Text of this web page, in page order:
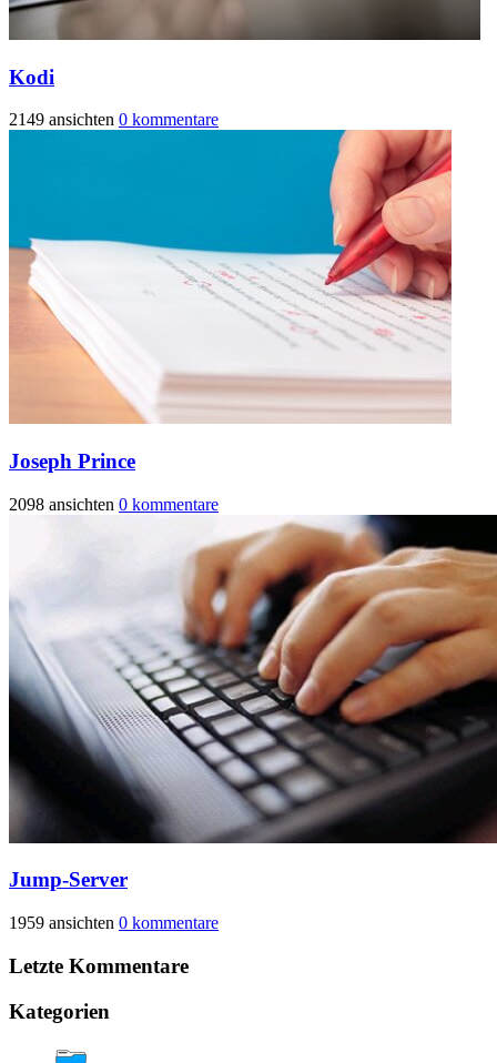
Kodi
2149 ansichten 0 kommentare
Joseph Prince
2098 ansichten 0 kommentare
Jump-Server
1959 ansichten 0 kommentare
Letzte Kommentare
Kategorien